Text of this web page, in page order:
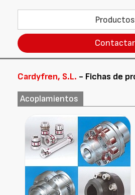
Productos
Contactar
Cardyfren, S.L. - Fichas de
Acoplamientos